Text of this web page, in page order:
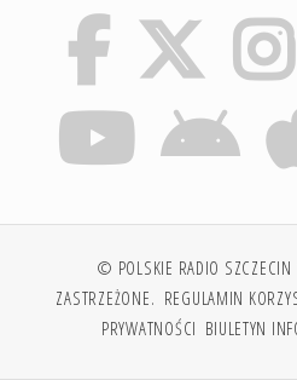
© POLSKIE RADIO SZCZECIN
ZASTRZEŻONE. REGULAMIN
PRYWATNOŚCI BIULETYN